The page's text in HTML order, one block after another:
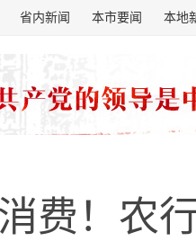
省内新闻 本市要闻 本地
费！农